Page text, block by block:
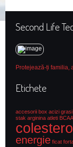
Second Life
Protejează-ți familia,
Etichete
accesorii box acizi grasi
stak arginina atleti BCAA
energie ficat